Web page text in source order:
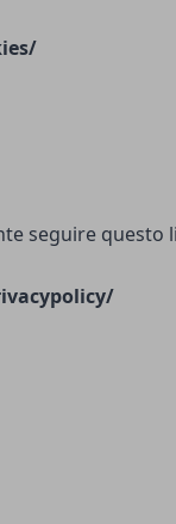
seguire questo